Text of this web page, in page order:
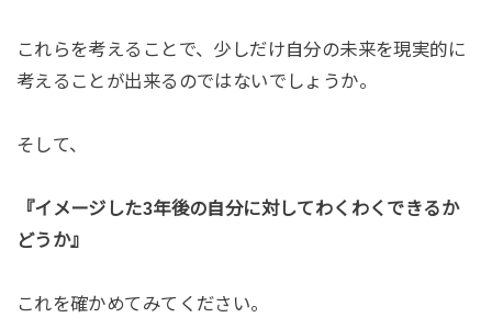
これらを考えることで、少しだけ自分の未来を現実的に
考えることが出来るのではないでしょうか。
そして、
『イメージした3年後の自分に対してわくわくできるか
どうか』
これを確かめてみてください。